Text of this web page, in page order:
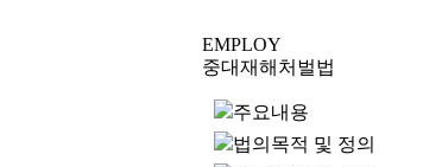
EMPLOY
중대재해처벌법
주요내용
법의목적 및 정의